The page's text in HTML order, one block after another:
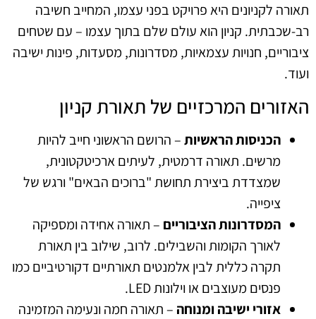
תאורה לקניונים היא פרויקט בפני עצמו, המחייב חשיבה
רב-שכבתית. קניון הוא עולם שלם בתוך עצמו – עם שטחים
ציבוריים, חנויות עצמאיות, מסדרונות, מסעדות, פינות ישיבה
ועוד.
האזורים המרכזיים של תאורת קניון
הכניסות הראשיות– הרושם הראשוני חייב להיות
מרשים. תאורה דרמטית, לעיתים ארכיטקטונית,
שמצדדת ביצירת תחושת "ברוכים הבאים" ורגש של
ציפייה.
המסדרונות הציבוריים – תאורה אחידה ומספיקה
לאורך הקומות והשבילים. לרוב, שילוב בין תאורת
תקרה כללית לבין אלמנטים תאורתיים דקורטיביים כמו
פנסים מעוצבים או וילונות LED.
אזורי ישיבה ומנוחה – תאורה חמה ונעימה המזמינה